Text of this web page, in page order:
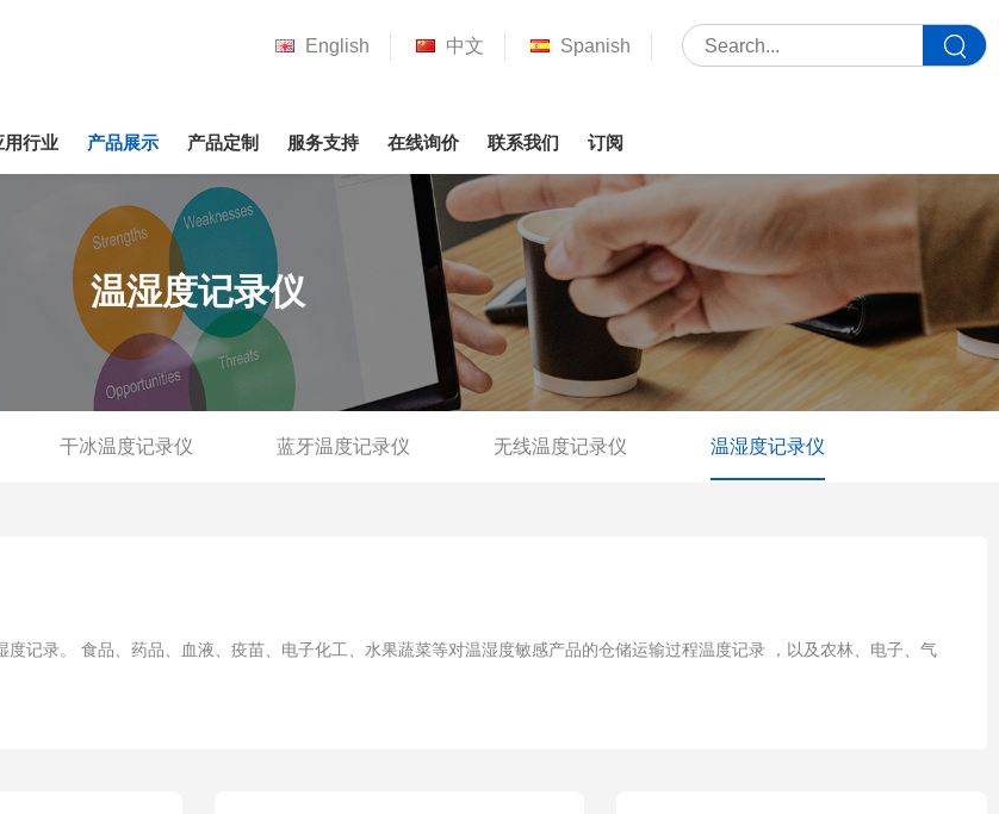
English 中文 Spanish
用行业 产品展示 产品定制 服务支持 在线询价 联系我们 订阅
温湿度记录仪
干冰温度记录仪 蓝牙温度记录仪 无线温度记录仪 温湿度记录仪
记录。 食品、药品、血液、疫苗、电子化工、水果蔬菜等对温湿度敏感产品的仓储运输过程温度记录 ，以及农林、电子、气